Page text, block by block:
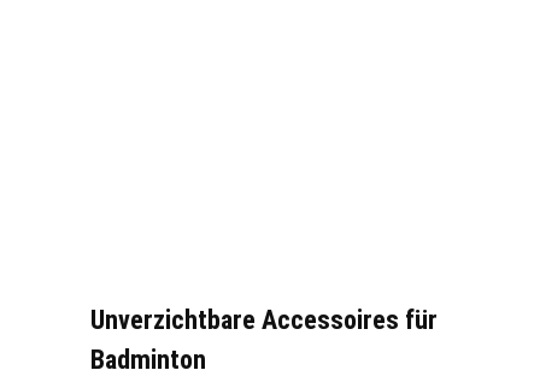
Unverzichtbare Accessoires für
Badminton